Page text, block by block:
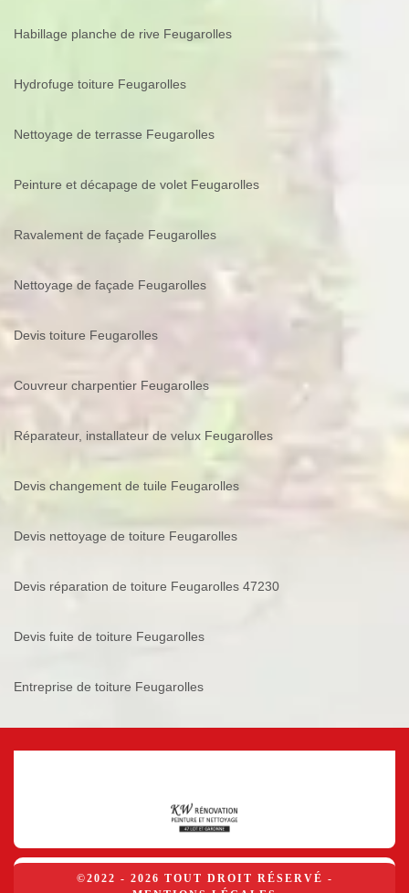
Habillage planche de rive Feugarolles
Hydrofuge toiture Feugarolles
Nettoyage de terrasse Feugarolles
Peinture et décapage de volet Feugarolles
Ravalement de façade Feugarolles
Nettoyage de façade Feugarolles
Devis toiture Feugarolles
Couvreur charpentier Feugarolles
Réparateur, installateur de velux Feugarolles
Devis changement de tuile Feugarolles
Devis nettoyage de toiture Feugarolles
Devis réparation de toiture Feugarolles 47230
Devis fuite de toiture Feugarolles
Entreprise de toiture Feugarolles
©2022 - 2026 TOUT DROIT RÉSERVÉ -